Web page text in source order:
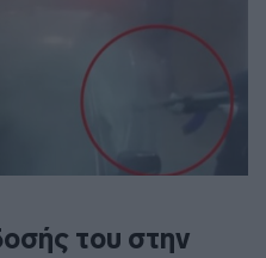
του στην